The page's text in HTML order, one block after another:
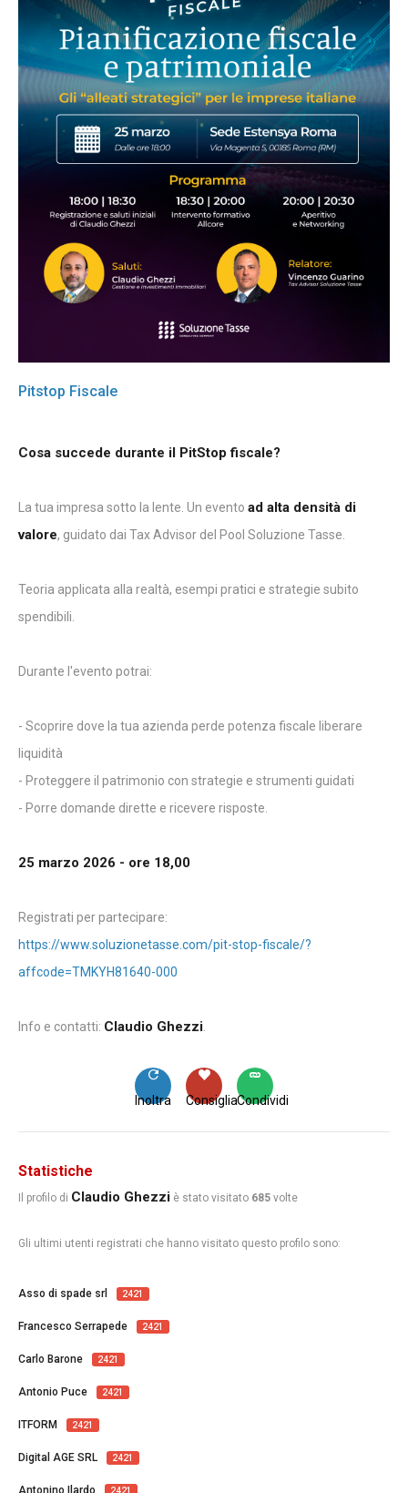
Pitstop Fiscale
Cosa succede durante il PitStop fiscale?
La tua impresa sotto la lente. Un evento ad alta densità di
valore, guidato dai Tax Advisor del Pool Soluzione Tasse.
Teoria applicata alla realtà, esempi pratici e strategie subito
spendibili.
Durante l'evento potrai:
- Scoprire dove la tua azienda perde potenza fiscale liberare
liquidità
- Proteggere il patrimonio con strategie e strumenti guidati
- Porre domande dirette e ricevere risposte.
25 marzo 2026 - ore 18,00
Registrati per partecipare:
https://www.soluzionetasse.com/pit-stop-fiscale/?
affcode=TMKYH81640-000
Info e contatti: Claudio Ghezzi
Condividi
Consiglia
Inoltra
Statistiche
Il profilo di Claudio Ghezzi è stato visitato 685 volte
Gli ultimi utenti registrati che hanno visitato questo profilo sono:
Asso di spade srl 2421
Francesco Serrapede 2421
Carlo Barone 2421
Antonio Puce 2421
ITFORM 2421
Digital AGE SRL 2421
Antonino Ilardo 2421